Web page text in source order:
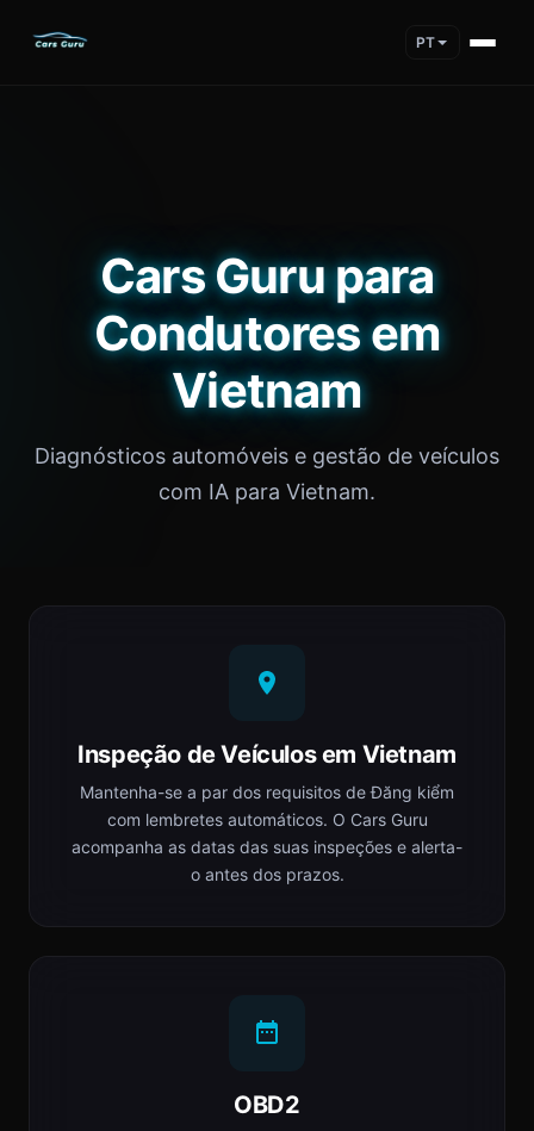
PT
Cars Guru para
Condutores em
Vietnam
Diagnósticos automóveis e gestão de veículos
com IA para Vietnam.
Inspeção de Veículos em Vietnam
Mantenha-se a par dos requisitos de Đăng kiểm
com lembretes automáticos. O Cars Guru
acompanha as datas das suas inspeções e alerta-
o antes dos prazos.
OBD2